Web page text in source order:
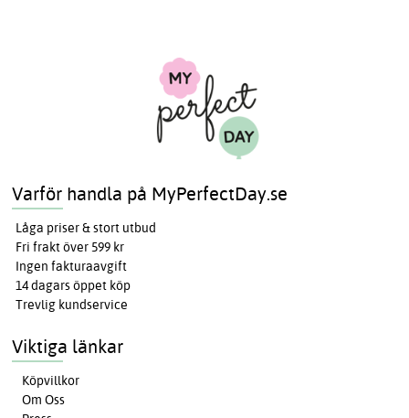
Varför handla på MyPerfectDay.se
Låga priser & stort utbud
Fri frakt över 599 kr
Ingen fakturaavgift
14 dagars öppet köp
Trevlig kundservice
Viktiga länkar
Köpvillkor
Om Oss